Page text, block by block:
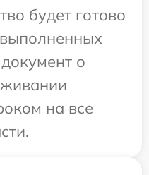
будет готово
о
на все